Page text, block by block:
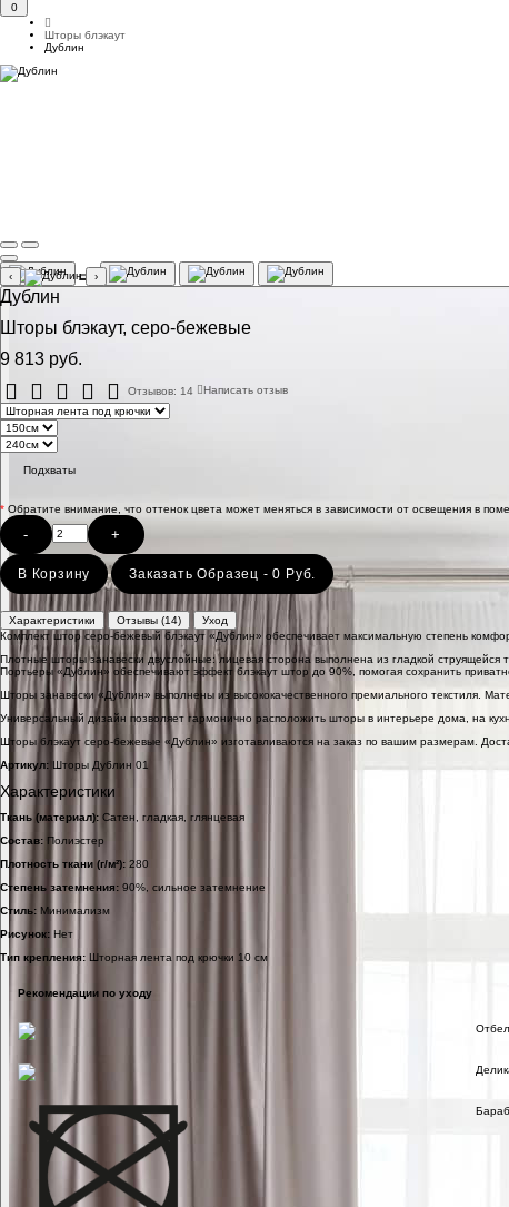
0
Шторы блэкаут
Дублин
‹ ›
Дублин
Шторы блэкаут, серо-бежевые
9 813 руб.
Отзывов: 14 Написать отзыв
Подхваты
* Обратите внимание, что оттенок цвета может меняться в зависимости от освещения в
- +
В Корзину Заказать Образец - 0 Руб.
Характеристики Отзывы (14)
Уход
Комплект штор серо-бежевый блэкаут «Дублин» обеспечивает максимальную степень
Плотные шторы занавески двуслойные: лицевая сторона выполнена из гладкой струящейся
Портьеры «Дублин» обеспечивают эффект блэкаут штор до 90%, помогая сохранить
Шторы занавески «Дублин» выполнены из высококачественного премиального текстиля.
Универсальный дизайн позволяет гармонично расположить шторы в интерьере дома, на
Шторы блэкаут серо-бежевые «Дублин» изготавливаются на заказ по вашим размерам.
Артикул: Шторы Дублин 01
Характеристики
Ткань (материал): Сатен, гладкая, глянцевая
Состав: Полиэстер
Плотность ткани (г/м²): 280
Степень затемнения: 90%, сильное затемнение
Стиль: Минимализм
Рисунок: Нет
Тип крепления: Шторная лента под крючки 10 см
Рекомендации по уходу